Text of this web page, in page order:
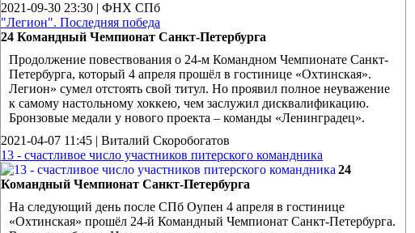
2021-09-30 23:30 | ФНХ СПб
"Легион". Последняя победа
24 Командный Чемпионат Санкт-Петербурга
Продолжение повествования о 24-м Командном Чемпионате Санкт-
Петербурга, который 4 апреля прошёл в гостинице «Охтинская».
Легион» сумел отстоять свой титул. Но проявил полное неуважение
к самому настольному хоккею, чем заслужил дисквалификацию.
Бронзовые медали у нового проекта – команды «Ленинградец».
2021-04-07 11:45 | Виталий Скоробогатов
13 - счастливое число участников питерского командника
24
Командный Чемпионат Санкт-Петербурга
На следующий день после СПб Оупен 4 апреля в гостинице
«Охтинская» прошёл 24-й Командный Чемпионат Санкт-Петербурга.